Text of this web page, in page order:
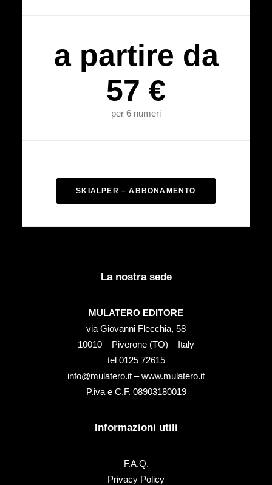
a partire da
57 €
per 6 numeri
SKIALPER – ABBONAMENTO
La nostra sede
MULATERO EDITORE
via Giovanni Flecchia, 58
10010 – Piverone (TO) – Italy
tel ‭0125 72615‬
info@mulatero.it –www.mulatero.it
P.iva e C.F. 08903180019
Informazioni utili
F.A.Q.
Privacy Policy